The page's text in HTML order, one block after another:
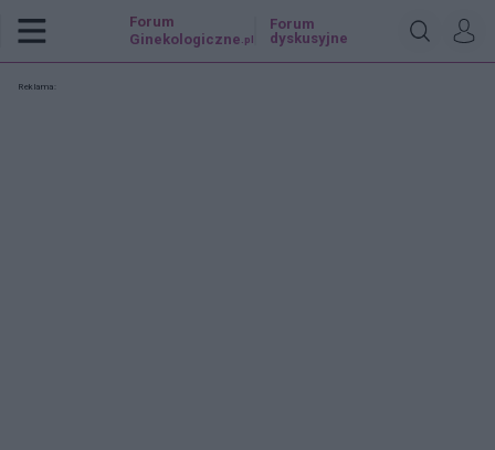
Forum
Ginekologiczne .pl
Forum
dyskusyjne
Reklama: